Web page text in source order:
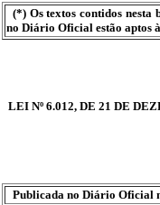
(*) Os textos contidos nesta
no Diário Oficial estão aptos
LEI Nº 6.012, DE 21 DE
Publicada no Diário Oficial